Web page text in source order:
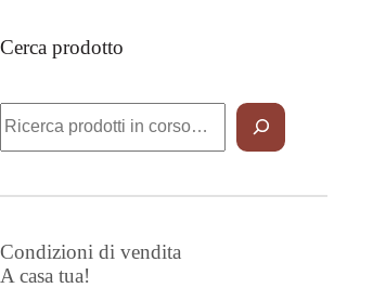
Cerca prodotto
Condizioni di vendita
A casa tua!